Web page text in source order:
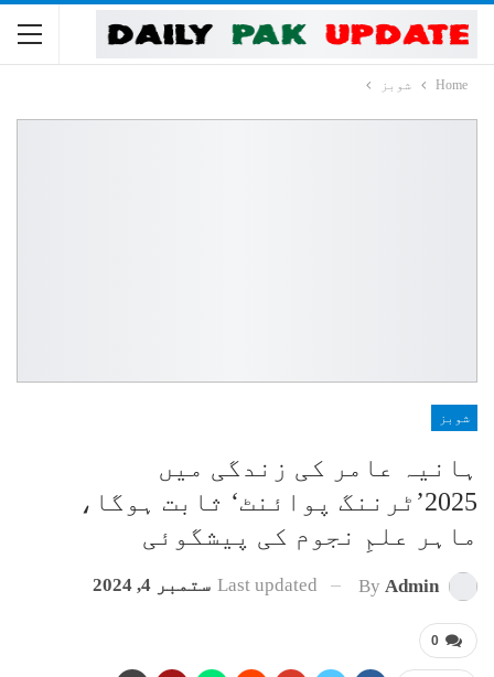
Home شوبز
شوبز
ہانیہ عامر کی زندگی میں
2025’ٹرننگ پوائنٹ‘ ثابت ہوگا،
ماہر علمِ نجوم کی پیشگوئی
By Admin
Last updated ستمبر 4, 2024
0